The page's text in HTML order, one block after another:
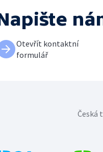
Otevřít kontaktní
formulář
Česká